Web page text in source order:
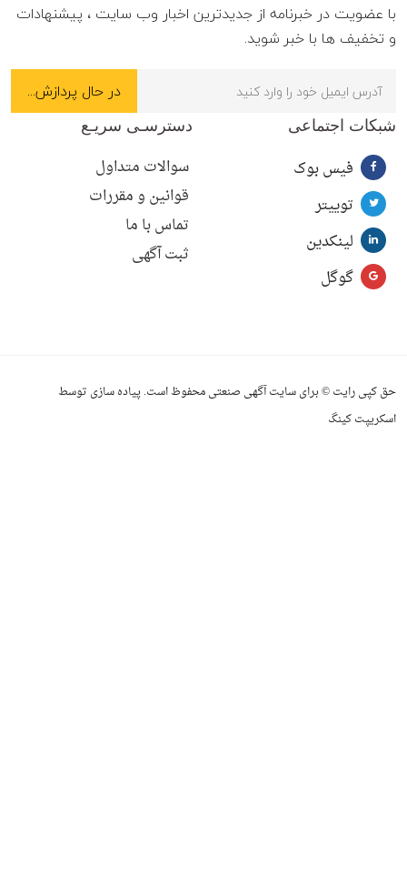
با عضویت در خبرنامه از جدیدترین اخبار وب سایت ، پیشنهادات
و تخفیف ها با خبر شوید.
شبکات اجتماعی
فیس بوک
توییتر
لینکدین
گوگل
دسترسـی سریـع
سوالات متداول
قوانین و مقررات
تماس با ما
ثبت آگهی
حق کپی رایت © برای سایت آگهی صنعتی محفوظ است. پیاده سازی توسط
اسکریپت کینگ